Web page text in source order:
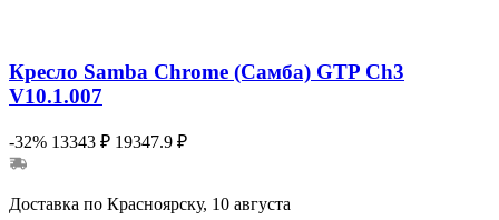
Кресло Samba Chrome (Самба) GTP Ch3
V10.1.007
-32% 13343 ₽ 19347.9 ₽
Доставка по Красноярску, 10 августа